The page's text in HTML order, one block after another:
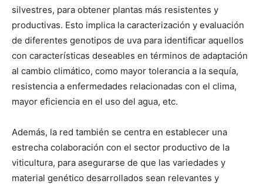
silvestres, para obtener plantas más resistentes y
productivas. Esto implica la caracterización y evaluación
de diferentes genotipos de uva para identificar aquellos
con características deseables en términos de adaptación
al cambio climático, como mayor tolerancia a la sequía,
resistencia a enfermedades relacionadas con el clima,
mayor eficiencia en el uso del agua, etc.
Además, la red también se centra en establecer una
estrecha colaboración con el sector productivo de la
viticultura, para asegurarse de que las variedades y
material genético desarrollados sean relevantes y